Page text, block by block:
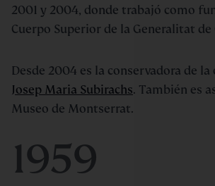
2001 y 2004, donde trabajó como
Cuerpo Superior de la Generalitat de
Desde 2004 es la conservadora de la
Josep Maria Subirachs. También es
Museo de Montserrat.
1959